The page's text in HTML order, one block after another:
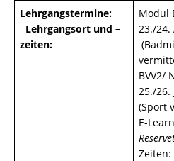
Lehrgangstermine:
Lehrgangsort und –
zeiten:
Modul
23./24.
BVV2/
25./26.
(Sport
E-
Zeiten: